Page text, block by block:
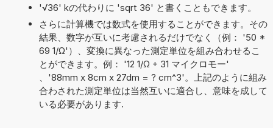
'√36' kの代わりに 'sqrt 36' と書くこともできます。
さらに計算機では数式を使用することができます。その
結果、数字が互いに考慮されるだけでなく（例： '50 *
69 1/Ω'）、変換に異なった測定単位を組み合わせるこ
とができます。例： '12 1/Ω + 31 マイクロモー'
、'88mm x 8cm x 27dm = ? cm^3'。上記のように組み
合わされた測定単位は当然互いに適合し、意味を成して
いる必要があります.